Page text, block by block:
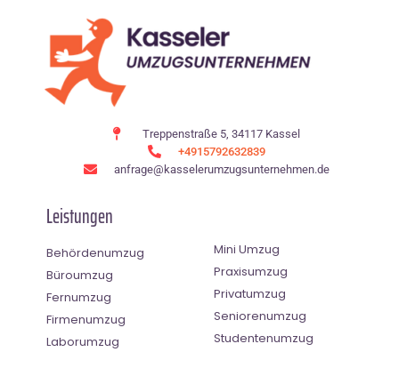
Treppenstraße 5, 34117 Kassel
+4915792632839
anfrage@kasselerumzugsunternehmen.de
Leistungen
Behördenumzug
Büroumzug
Fernumzug
Firmenumzug
Laborumzug
Mini Umzug
Praxisumzug
Privatumzug
Seniorenumzug
Studentenumzug